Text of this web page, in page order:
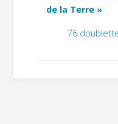
de la Terre »
76